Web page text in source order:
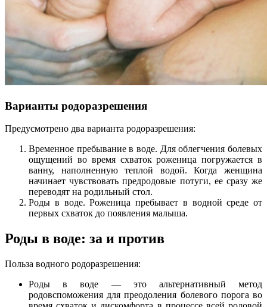
Варианты родоразрешения
Предусмотрено два варианта родоразрешения:
Временное пребывание в воде. Для облегчения болевых
ощущений во время схваток роженица погружается в
ванну, наполненную теплой водой. Когда женщина
начинает чувствовать предродовые потуги, ее сразу же
переводят на родильный стол.
Роды в воде. Роженица пребывает в водной среде от
первых схваток до появления малыша.
Роды в воде: за и против
Польза водного родоразрешения:
Роды в воде — это альтернативный метод
родовспоможения для преодоления болевого порога во